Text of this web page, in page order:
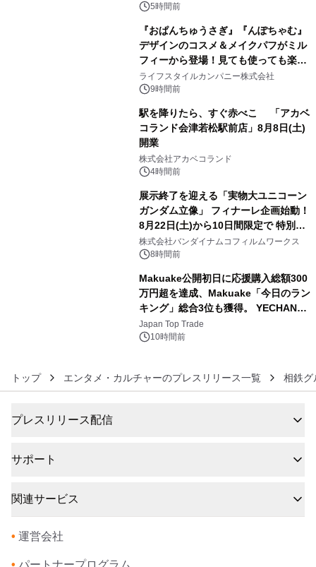
5時間前
『おぱんちゅうさぎ』『んぽちゃむ』
デザインのコスメ＆メイクパフがミル
フィーから登場！見ても使っても楽し
い、ポップでキュートなコレクショ
ン。
ライフスタイルカンパニー株式会社
9時間前
駅を降りたら、すぐ赤べこ 「アカベ
コランド会津若松駅前店」8月8日(土)
開業
株式会社アカベコランド
4時間前
展示終了を迎える「実物大ユニコーン
ガンダム立像」 フィナーレ企画始動！
8月22日(土)から10日間限定で 特別映
像『UNICORN GUNDAM Statue ―
BEYOND POSSIBILITY ―』を上映！
株式会社バンダイナムコフィルムワークス
8時間前
Makuake公開初日に応援購入総額300
万円超を達成、Makuake「今日のラン
キング」総合3位も獲得。 YECHAN音
浴シンギングボウル第2弾の大型サイ
ズ（XL・2XL・3XL）を先行販売中
Japan Top Trade
10時間前
トップ エンタメ・カルチャーのプレスリリース一覧 相鉄グ
プレスリリース配信
サポート
関連サービス
• 運営会社